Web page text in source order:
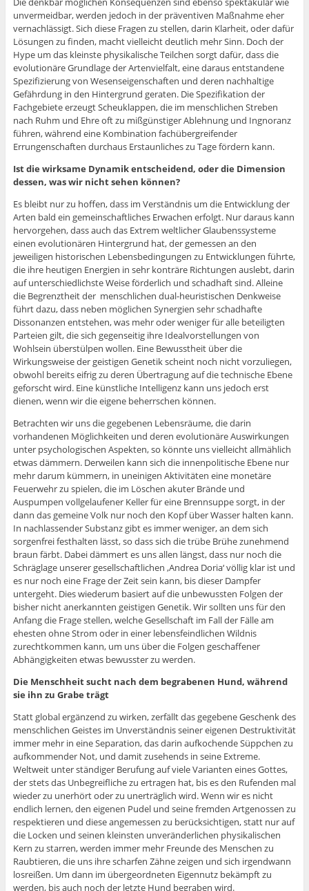
unvermeidbar, werden jedoch in der präventiven Maßnahme eher
vernachlässigt. Sich diese Fragen zu stellen, darin Klarheit, oder dafür
Lösungen zu finden, macht vielleicht deutlich mehr Sinn. Doch der
Hype um das kleinste physikalische Teilchen sorgt dafür, dass die
evolutionäre Grundlage der Artenvielfalt, eine daraus entstandene
Spezifizierung von Wesenseigenschaften und deren nachhaltige
Gefährdung in den Hintergrund geraten. Die Spezifikation der
Fachgebiete erzeugt Scheuklappen, die im menschlichen Streben
nach Ruhm und Ehre oft zu mißgünstiger Ablehnung und Ingnoranz
führen, während eine Kombination fachübergreifender
Errungenschaften durchaus Erstaunliches zu Tage fördern kann.
Ist die wirksame Dynamik entscheidend, oder die Dimension
dessen, was wir nicht sehen können?
Es bleibt nur zu hoffen, dass im Verständnis um die Entwicklung der
Arten bald ein gemeinschaftliches Erwachen erfolgt. Nur daraus kann
hervorgehen, dass auch das Extrem weltlicher Glaubenssysteme
einen evolutionären Hintergrund hat, der gemessen an den
jeweiligen historischen Lebensbedingungen zu Entwicklungen führte,
die ihre heutigen Energien in sehr konträre Richtungen auslebt, darin
auf unterschiedlichste Weise förderlich und schadhaft sind. Alleine
die Begrenztheit der menschlichen dual-heuristischen Denkweise
führt dazu, dass neben möglichen Synergien sehr schadhafte
Dissonanzen entstehen, was mehr oder weniger für alle beteiligten
Parteien gilt, die sich gegenseitig ihre Idealvorstellungen von
Wohlsein überstülpen wollen. Eine Bewusstheit über die
Wirkungsweise der geistigen Genetik scheint noch nicht vorzuliegen,
obwohl bereits eifrig zu deren Übertragung auf die technische Ebene
geforscht wird. Eine künstliche Intelligenz kann uns jedoch erst
dienen, wenn wir die eigene beherrschen können.
Betrachten wir uns die gegebenen Lebensräume, die darin
vorhandenen Möglichkeiten und deren evolutionäre Auswirkungen
unter psychologischen Aspekten, so könnte uns vielleicht allmählich
etwas dämmern. Derweilen kann sich die innenpolitische Ebene nur
mehr darum kümmern, in uneinigen Aktivitäten eine monetäre
Feuerwehr zu spielen, die im Löschen akuter Brände und
Auspumpen vollgelaufener Keller für eine Brennsuppe sorgt, in der
dann das gemeine Volk nur noch den Kopf über Wasser halten kann.
In nachlassender Substanz gibt es immer weniger, an dem sich
sorgenfrei festhalten lässt, so dass sich die trübe Brühe zunehmend
braun färbt. Dabei dämmert es uns allen längst, dass nur noch die
Schräglage unserer gesellschaftlichen ‚Andrea Doria‘ völlig klar ist und
es nur noch eine Frage der Zeit sein kann, bis dieser Dampfer
untergeht. Dies wiederum basiert auf die unbewussten Folgen der
bisher nicht anerkannten geistigen Genetik. Wir sollten uns für den
Anfang die Frage stellen, welche Gesellschaft im Fall der Fälle am
ehesten ohne Strom oder in einer lebensfeindlichen Wildnis
zurechtkommen kann, um uns über die Folgen geschaffener
Abhängigkeiten etwas bewusster zu werden.
Die Menschheit sucht nach dem begrabenen Hund, während
sie ihn zu Grabe trägt
Statt global ergänzend zu wirken, zerfällt das gegebene Geschenk des
menschlichen Geistes im Unverständnis seiner eigenen Destruktivität
immer mehr in eine Separation, das darin aufkochende Süppchen zu
aufkommender Not, und damit zusehends in seine Extreme.
Weltweit unter ständiger Berufung auf viele Varianten eines Gottes,
der stets das Unbegreifliche zu ertragen hat, bis es den Rufenden mal
wieder zu unerhört oder zu unerträglich wird. Wenn wir es nicht
endlich lernen, den eigenen Pudel und seine fremden Artgenossen zu
respektieren und diese angemessen zu berücksichtigen, statt nur auf
die Locken und seinen kleinsten unveränderlichen physikalischen
Kern zu starren, werden immer mehr Freunde des Menschen zu
Raubtieren, die uns ihre scharfen Zähne zeigen und sich irgendwann
losreißen. Um dann im übergeordneten Eigennutz bekämpft zu
werden, bis auch noch der letzte Hund begraben wird.